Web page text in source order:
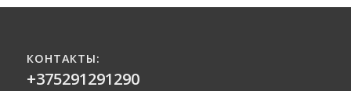
КОНТАКТЫ:
+375291291290